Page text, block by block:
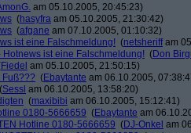
am 05.10.2005, 20:45:23)
(hasyfra am 05.10.2005, 21:30:42)
(afgane am 07.10.2005, 01:10:32)
ist eine Falschmeldung! (netsheriffam
Hotnews ist eine Falschmeldung! (Don
Fiedel am 05.10.2005, 21:50:15)
Fuß??? (Ebaytante am 06.10.2005,
(Sessl am 06.10.2005, 13:58:20)
(maxibibi am 06.10.2005, 15:12:41)
0180-5666659 (Ebaytante am
Hotline 0180-5666659 (DJ-Onkel am